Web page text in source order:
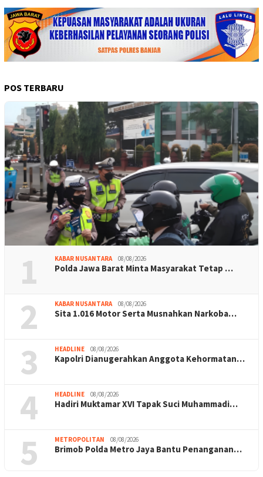
POS TERBARU
1 KABAR NUSANTARA 08/08/2026
Polda Jawa Barat Minta Masyarakat Tetap …
2 KABAR NUSANTARA 08/08/2026
Sita 1.016 Motor Serta Musnahkan Narkoba…
3 HEADLINE 08/08/2026
Kapolri Dianugerahkan Anggota Kehormatan…
4 HEADLINE 08/08/2026
Hadiri Muktamar XVI Tapak Suci Muhammadi…
5 METROPOLITAN 08/08/2026
Brimob Polda Metro Jaya Bantu Penanganan…